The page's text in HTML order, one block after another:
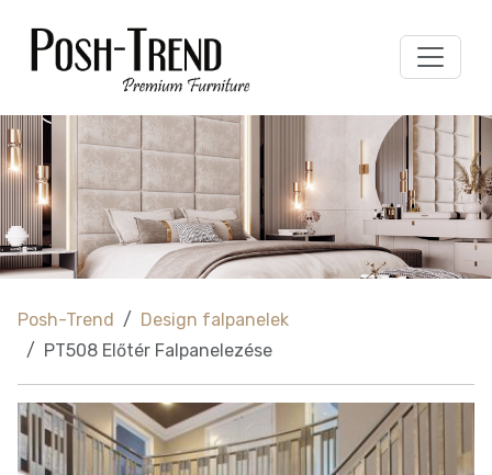
Posh-Trend
Design falpanelek
PT508 Előtér Falpanelezése